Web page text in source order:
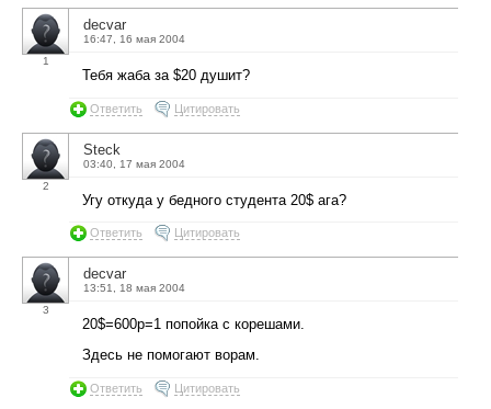
1
decvar
16:47, 16 мая 2004
Тебя жаба за $20 душит?
Ответить Цитировать
2
Steck
03:40, 17 мая 2004
Угу откуда у бедного студента 20$ ага?
Ответить Цитировать
3
decvar
13:51, 18 мая 2004
20$=600p=1 попойка с корешами.
Здесь не помогают ворам.
Ответить Цитировать